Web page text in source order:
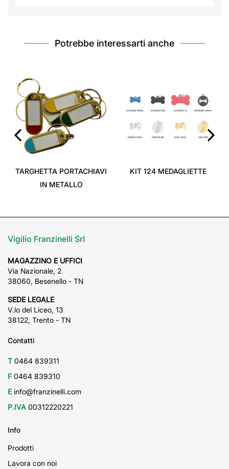
Potrebbe interessarti anche
TARGHETTA PORTACHIAVI
IN METALLO
KIT 124 MEDAGLIETTE
Vigilio Franzinelli Srl
MAGAZZINO E UFFICI
Via Nazionale, 2
38060, Besenello - TN
SEDE LEGALE
V.lo del Liceo, 13
38122, Trento - TN
Contatti
T 0464 839311
F 0464 839310
E info@franzinelli.com
P.IVA 00312220221
Info
Prodotti
Lavora con noi